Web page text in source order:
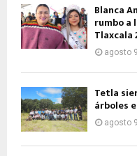
Blanca
rumbo a
Tlaxcala
agosto
Tetla
árboles
agosto